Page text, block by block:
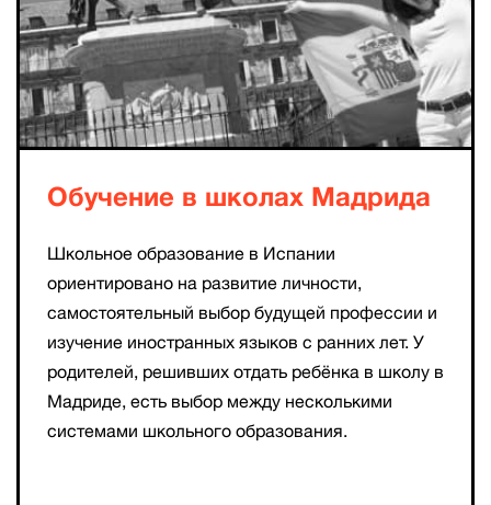
Обучение в школах Мадрида
Школьное образование в Испании
ориентировано на развитие личности,
самостоятельный выбор будущей профессии и
изучение иностранных языков с ранних лет. У
родителей, решивших отдать ребёнка в школу в
Мадриде, есть выбор между несколькими
системами школьного образования.